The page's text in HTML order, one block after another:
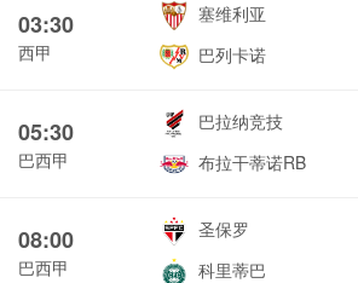
03:30
西甲
塞维利亚
巴列卡诺
05:30
巴西甲
巴拉纳竞技
布拉干蒂诺RB
08:00
巴西甲
圣保罗
科里蒂巴